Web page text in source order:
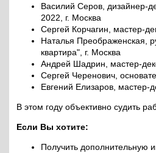
Василий Серов, дизайнер-
2022, г. Москва
Сергей Корчагин, мастер-
Наталья Преображенская,
квартира", г. Москва
Андрей Шадрин, мастер-
Сергей Черенович,
Евгений Елизаров, мастер-
В этом году объективно судить
Если Вы хотите:
Получить